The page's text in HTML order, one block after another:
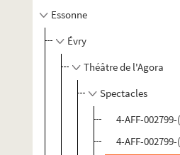
Essonne
Évry
Théâtre de l'Agora
Spectacles
4-AFF-
4-AFF-